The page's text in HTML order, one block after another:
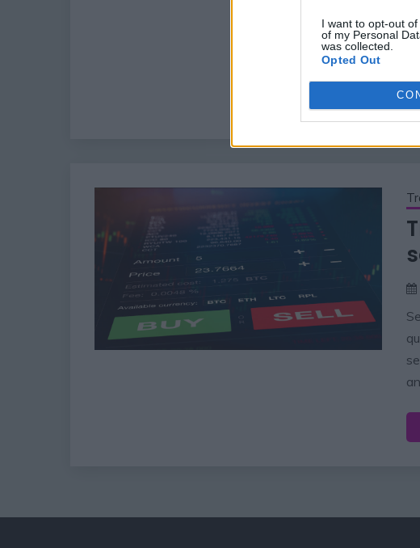
I want to opt-out
of my Personal
was collected.
Opted Out